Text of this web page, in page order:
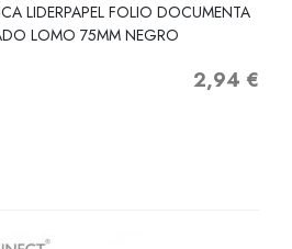
LIDERPAPEL FOLIO DOCUMENTA
LOMO 75MM NEGRO
Precio
2,94 €